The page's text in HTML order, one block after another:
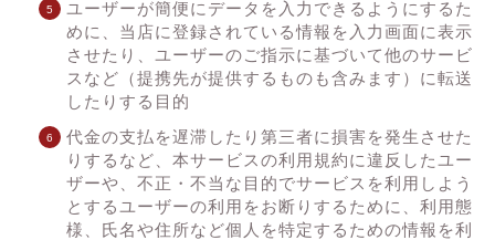
ユーザーが簡便にデータを入力できるようにするた
めに、当店に登録されている情報を入力画面に表示
させたり、ユーザーのご指示に基づいて他のサービ
スなど（提携先が提供するものも含みます）に転送
したりする目的
代金の支払を遅滞したり第三者に損害を発生させた
りするなど、本サービスの利用規約に違反したユー
ザーや、不正・不当な目的でサービスを利用しよう
とするユーザーの利用をお断りするために、利用態
様、氏名や住所など個人を特定するための情報を利